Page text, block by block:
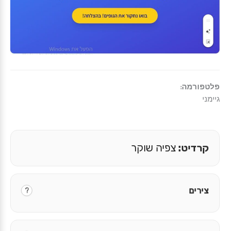
פלטפורמה:
גיימני
קרדיט: צפיה שוקר
צירים ?